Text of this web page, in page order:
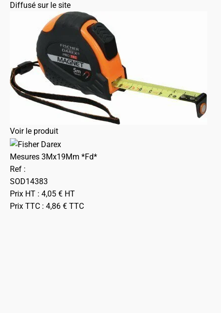
Diffusé sur le site
Voir le produit
Mesures 3Mx19Mm *Fd*
Ref :
SOD14383
Prix HT : 4,05 € HT
Prix TTC : 4,86 € TTC